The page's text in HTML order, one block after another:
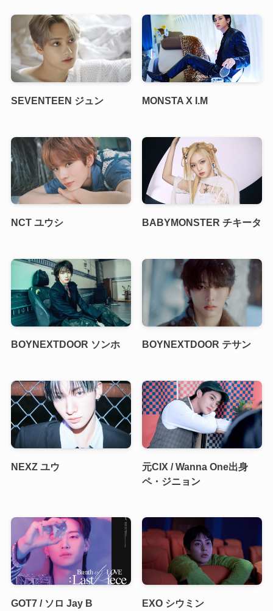
SEVENTEEN ジュン MONSTA X I.M
NCT ユウシ BABYMONSTER チキータ
BOYNEXTDOOR ソンホ BOYNEXTDOOR テサン
NEXZ ユウ
元CIX / Wanna One出身
ペ・ジニョン
GOT7 / ソロ Jay B EXO シウミン